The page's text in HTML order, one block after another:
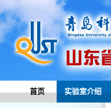
首页 实验室介绍